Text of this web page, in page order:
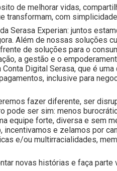
de melhorar vidas,
transformam, com
Serasa Experian: juntos
Além de nossas soluções
de soluções para o
a gestão e o
Digital Serasa, que é
inclusive para
fazer diferente, ser
pode ser sim: menos
equipe forte, diversa e sem
incentivamos e zelamos por
e/ou multirracialidades,
novas histórias e faça